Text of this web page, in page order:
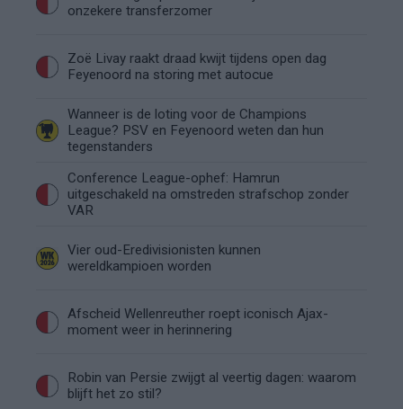
onzekere transferzomer
Zoë Livay raakt draad kwijt tijdens open dag
Feyenoord na storing met autocue
Wanneer is de loting voor de Champions
League? PSV en Feyenoord weten dan hun
tegenstanders
Conference League-ophef: Hamrun
uitgeschakeld na omstreden strafschop zonder
VAR
Vier oud-Eredivisionisten kunnen
wereldkampioen worden
Afscheid Wellenreuther roept iconisch Ajax-
moment weer in herinnering
Robin van Persie zwijgt al veertig dagen: waarom
blijft het zo stil?